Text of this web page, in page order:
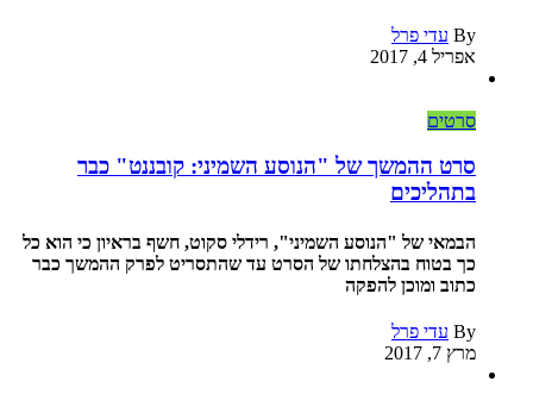
By עדי פרל
אפריל 4, 2017
סרטים
סרט ההמשך של "הנוסע השמיני: קובננט" כבר
בתהליכים
הבמאי של "הנוסע השמיני", רידלי סקוט, חשף בראיון כי הוא כל
כך בטוח בהצלחתו של הסרט עד שהתסריט לפרק ההמשך כבר
כתוב ומוכן להפקה
By עדי פרל
מרץ 7, 2017